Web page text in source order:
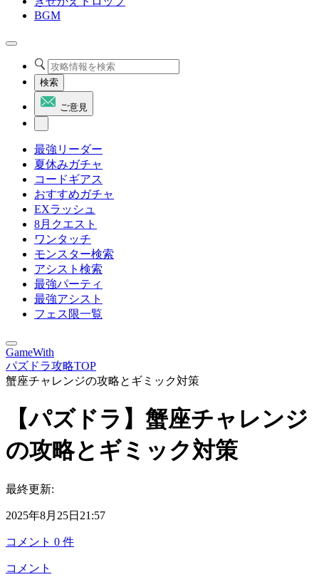
BGM
検索
ご意見
最強リーダー
夏休みガチャ
コードギアス
おすすめガチャ
EXラッシュ
8月クエスト
ワンタッチ
モンスター検索
アシスト検索
最強パーティ
最強アシスト
フェス限一覧
GameWith
パズドラ攻略TOP
蟹座チャレンジの攻略とギミック対策
【パズドラ】蟹座チャレンジ
の攻略とギミック対策
最終更新:
2025年8月25日21:57
コメント 0 件
コメント